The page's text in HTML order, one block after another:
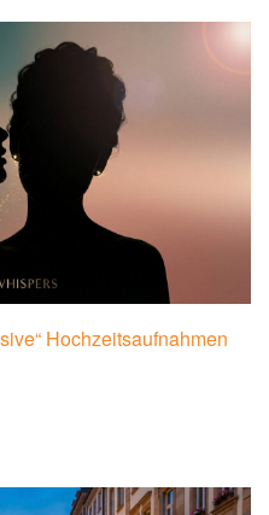
Hochzeitsaufnahmen